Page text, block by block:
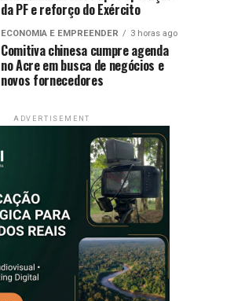
da PF e reforço do Exército
ECONOMIA E EMPREENDER 3 horas ago
Comitiva chinesa cumpre agenda
no Acre em busca de negócios e
novos fornecedores
ADVERTISEMENT